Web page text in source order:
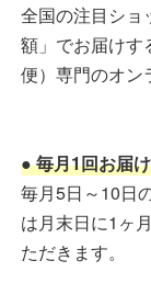
全国の注目ショ
額」でお届けす
便）専門のオン
● 毎月1回お届
毎月5日～10日
は月末日に1ヶ
ただきます。